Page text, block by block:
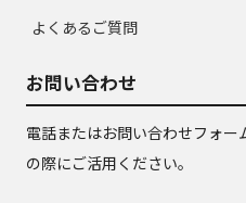
よくあるご質問
お問い合わせ
電話またはお問い合わせフォー
の際にご活用ください。